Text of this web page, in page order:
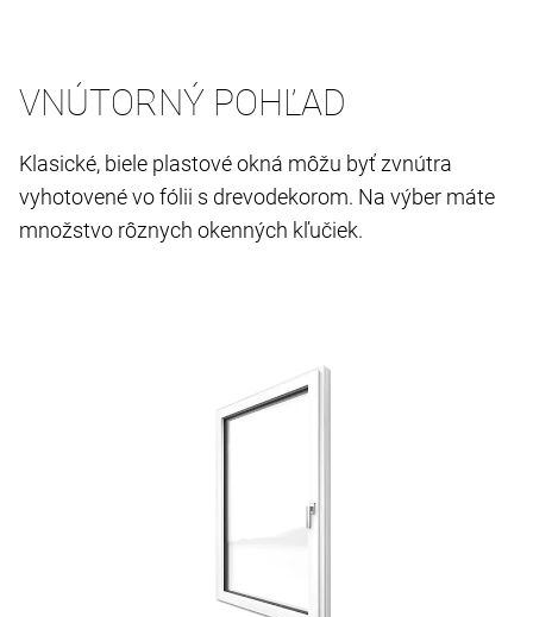
VNÚTORNÝ POHĽAD
Klasické, biele plastové okná môžu byť zvnútra
vyhotovené vo fólii s drevodekorom. Na výber máte
množstvo rôznych okenných kľučiek.